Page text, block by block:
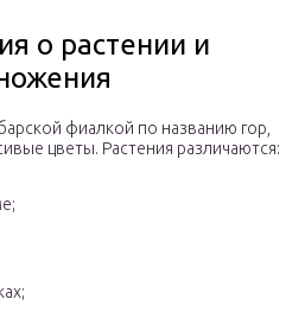
о растении и
фиалкой по названию гор,
цветы. Растения различаются: